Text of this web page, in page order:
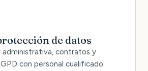
de datos
administrativa, contratos y
con personal cualificado.